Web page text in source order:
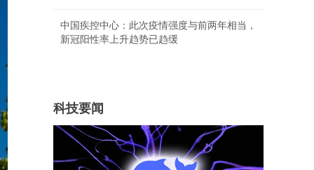
中国疾控中心：此次疫情强度与前两年相当，
新冠阳性率上升趋势已趋缓
科技要闻